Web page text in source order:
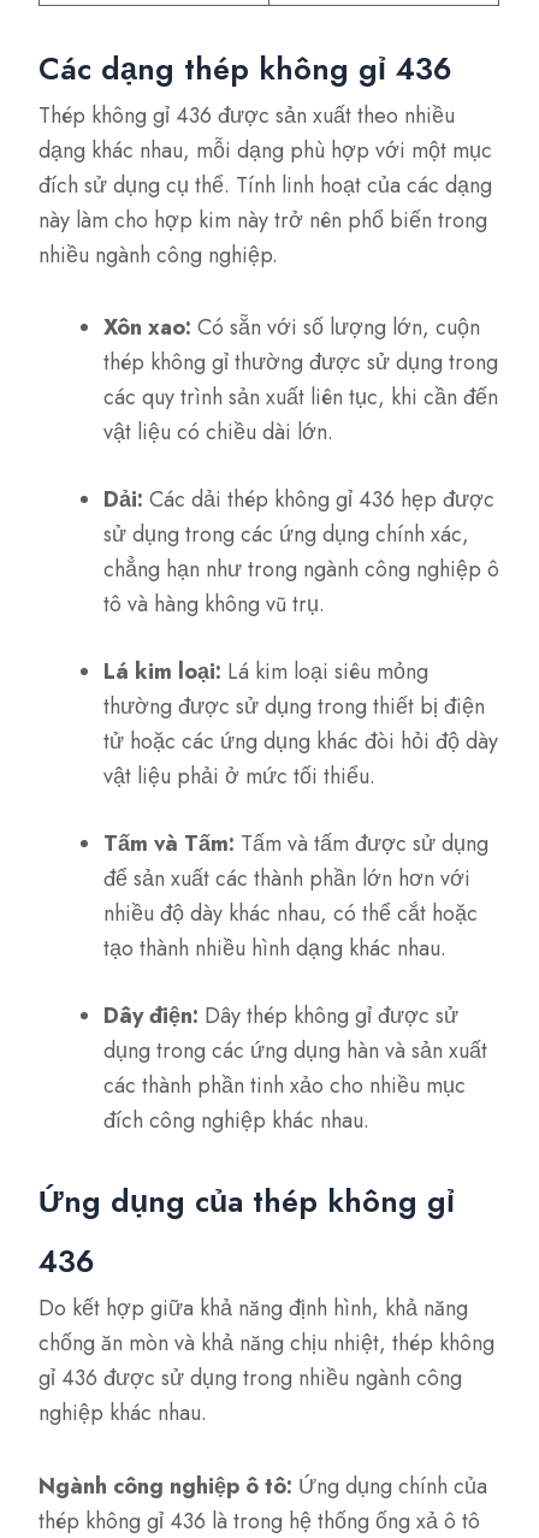
Các dạng thép không gỉ 436
Thép không gỉ 436 được sản xuất theo nhiều
dạng khác nhau, mỗi dạng phù hợp với một mục
đích sử dụng cụ thể. Tính linh hoạt của các dạng
này làm cho hợp kim này trở nên phổ biến trong
nhiều ngành công nghiệp.
Xôn xao: Có sẵn với số lượng lớn, cuộn
thép không gỉ thường được sử dụng trong
các quy trình sản xuất liên tục, khi cần đến
vật liệu có chiều dài lớn.
Dải: Các dải thép không gỉ 436 hẹp được
sử dụng trong các ứng dụng chính xác,
chẳng hạn như trong ngành công nghiệp ô
tô và hàng không vũ trụ.
Lá kim loại: Lá kim loại siêu mỏng
thường được sử dụng trong thiết bị điện
tử hoặc các ứng dụng khác đòi hỏi độ dày
vật liệu phải ở mức tối thiểu.
Tấm và Tấm: Tấm và tấm được sử dụng
để sản xuất các thành phần lớn hơn với
nhiều độ dày khác nhau, có thể cắt hoặc
tạo thành nhiều hình dạng khác nhau.
Dây điện: Dây thép không gỉ được sử
dụng trong các ứng dụng hàn và sản xuất
các thành phần tinh xảo cho nhiều mục
đích công nghiệp khác nhau.
Ứng dụng của thép không gỉ
436
Do kết hợp giữa khả năng định hình, khả năng
chống ăn mòn và khả năng chịu nhiệt, thép không
gỉ 436 được sử dụng trong nhiều ngành công
nghiệp khác nhau.
Ngành công nghiệp ô tô: Ứng dụng chính của
thép không gỉ 436 là trong hệ thống ống xả ô tô